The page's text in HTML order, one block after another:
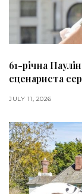
61-річна
сценариста
JULY 11, 2026